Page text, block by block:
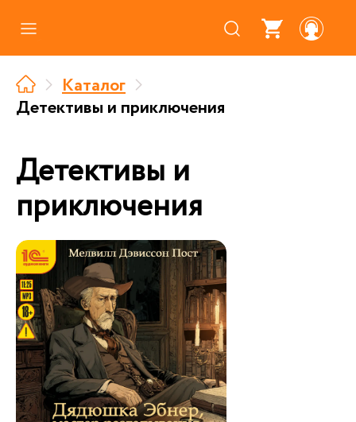
Где купить
О нас
Партнерам
Каталог
Детективы и приключения
Детективы и
приключения